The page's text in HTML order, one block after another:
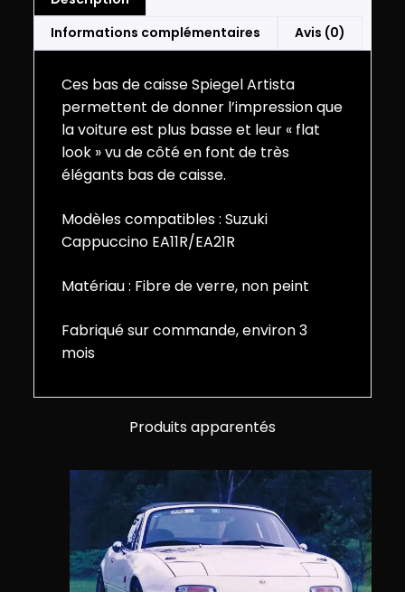
Informations complémentaires
Avis (0)
Ces bas de caisse Spiegel Artista
permettent de donner l’impression que
la voiture est plus basse et leur « flat
look » vu de côté en font de très
élégants bas de caisse.
Modèles compatibles : Suzuki
Cappuccino EA11R/EA21R
Matériau : Fibre de verre, non peint
Fabriqué sur commande, environ 3
mois
Produits apparentés